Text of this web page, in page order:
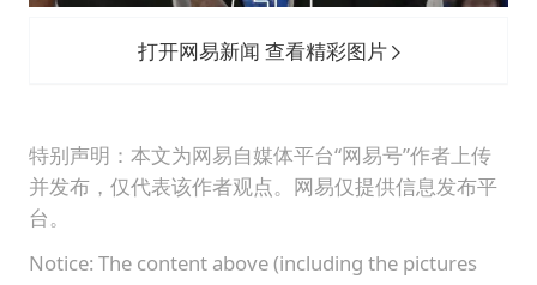
打开网易新闻 查看精彩图片
特别声明：本文为网易自媒体平台“网易号”作者上传
并发布，仅代表该作者观点。网易仅提供信息发布平
台。
Notice: The content above (including the pictures